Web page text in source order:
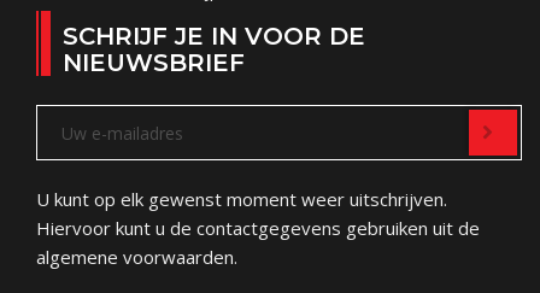
SCHRIJF JE IN VOOR DE
NIEUWSBRIEF
U kunt op elk gewenst moment weer uitschrijven.
Hiervoor kunt u de contactgegevens gebruiken uit de
algemene voorwaarden.